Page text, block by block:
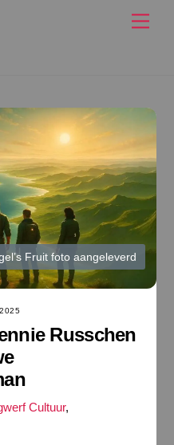
Fruit foto aangeleverd
Russchen
Cultuur,